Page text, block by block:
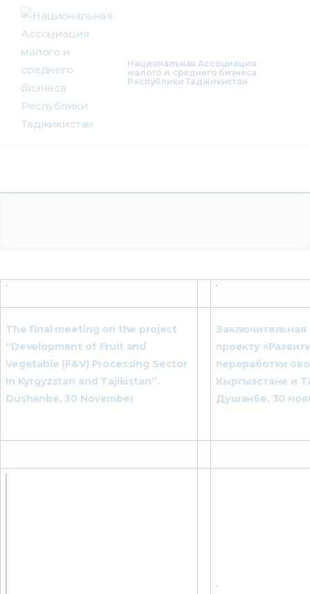
Национальная Ассоциация
малого и среднего бизнеса
Республики Таджикистан
О нас
Деятельность
Проекты
Членство
Инфоресурсы
The final meeting on the project
“Development of Fruit and
Vegetable (F&V) Processing Sector
in Kyrgyzstan and Tajikistan”.
Dushanbe, 30 November
Заключительная
проекту
переработки
Кыргызстане и
Душанбе, 30